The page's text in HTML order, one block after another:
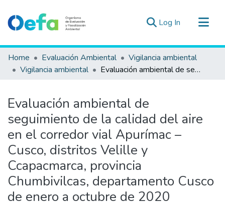
Log In (current)
Communities & Collections
All of DSpace
Estad. Externas
Guias ▾
Home Evaluación Ambiental
Vigilancia ambiental
Vigilancia ambiental
Evaluación ambiental de seguimiento de la calidad del aire en el corredor vial Apurímac – Cusco, distritos Velille y Ccapacmarca, provincia Chumbivilcas, departamento Cusco de enero a octubre de 2020
Evaluación ambiental de
seguimiento de la calidad del aire
en el corredor vial Apurímac –
Cusco, distritos Velille y
Ccapacmarca, provincia
Chumbivilcas, departamento Cusco
de enero a octubre de 2020